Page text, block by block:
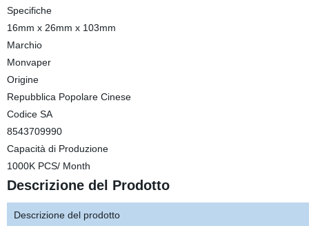
Specifiche
16mm x 26mm x 103mm
Marchio
Monvaper
Origine
Repubblica Popolare Cinese
Codice SA
8543709990
Capacità di Produzione
1000K PCS/ Month
Descrizione del Prodotto
Descrizione del prodotto